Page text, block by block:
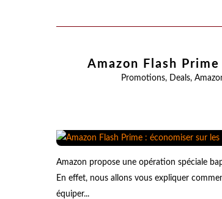
Amazon Flash
Promotions, Deals,
Amazon propose une opération spéciale
En effet, nous allons vous expliquer
équiper...